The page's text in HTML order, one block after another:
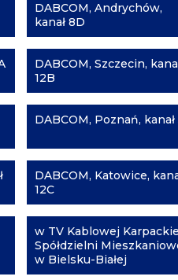
DABCOM, Andrychów,
kanał 8D
DABCOM, Szczecin,
12B
DABCOM, Poznań, kanał
DABCOM, Katowice,
12C
w TV Kablowej
Spółdzielni
w Bielsku-Białej